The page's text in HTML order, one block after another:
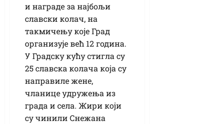
и награде за најбољи
славски колач, на
такмичењу које Град
организује већ 12 година.
У Градску кућу стигла су
25 славска колача која су
направиле жене,
чланице удружења из
града и села. Жири који
су чинили Снежана